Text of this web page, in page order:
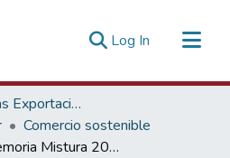
Log In (current)
Promoción de las Exportaciones
Comercio sostenible
Ayuda memoria Mistura 2013